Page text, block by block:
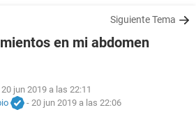
Siguiente Tema
en mi abdomen
jun 2019 a las 22:11
- 20 jun 2019 a las 22:06